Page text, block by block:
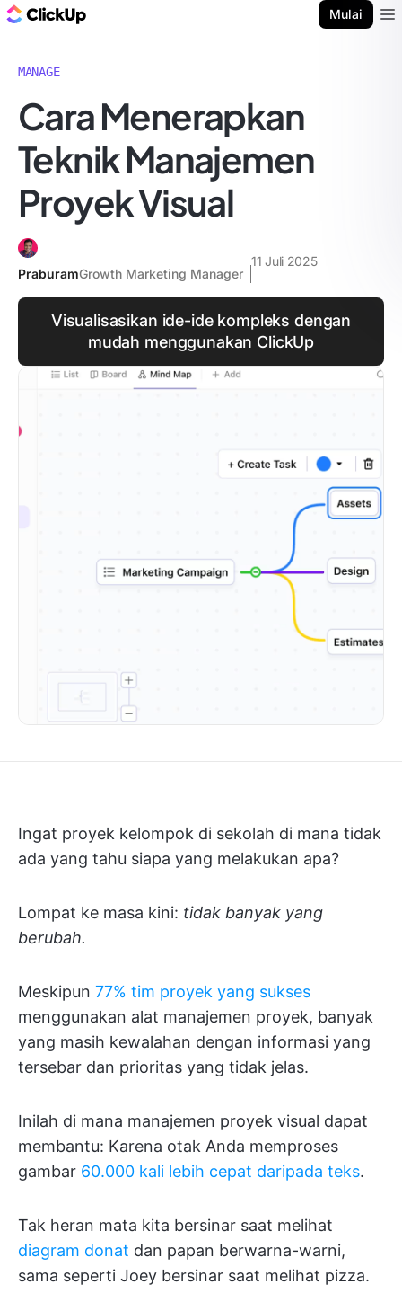
Mulai
MANAGE
Cara Menerapkan
Teknik Manajemen
Proyek Visual
PraburamGrowth Marketing Manager
11 Juli 2025
Visualisasikan ide-ide kompleks dengan
mudah menggunakan ClickUp
Ingat proyek kelompok di sekolah di mana tidak
ada yang tahu siapa yang melakukan apa?
Lompat ke masa kini: tidak banyak yang
berubah.
Meskipun 77% tim proyek yang sukses
menggunakan alat manajemen proyek, banyak
yang masih kewalahan dengan informasi yang
tersebar dan prioritas yang tidak jelas.
Inilah di mana manajemen proyek visual dapat
membantu: Karena otak Anda memproses
gambar 60.000 kali lebih cepat daripada teks.
Tak heran mata kita bersinar saat melihat
diagram donat dan papan berwarna-warni,
sama seperti Joey bersinar saat melihat pizza.